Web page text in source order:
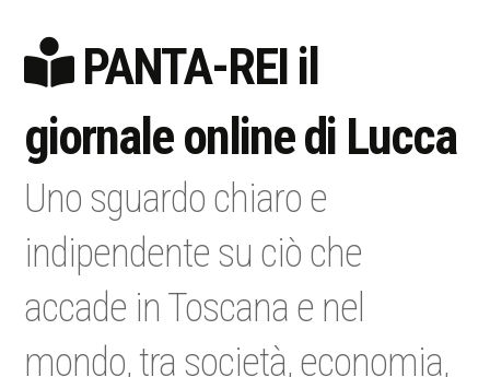
PANTA-REI il
giornale online di Lucca
Uno sguardo chiaro e
indipendente su ciò che
accade in Toscana e nel
mondo, tra società, economia,